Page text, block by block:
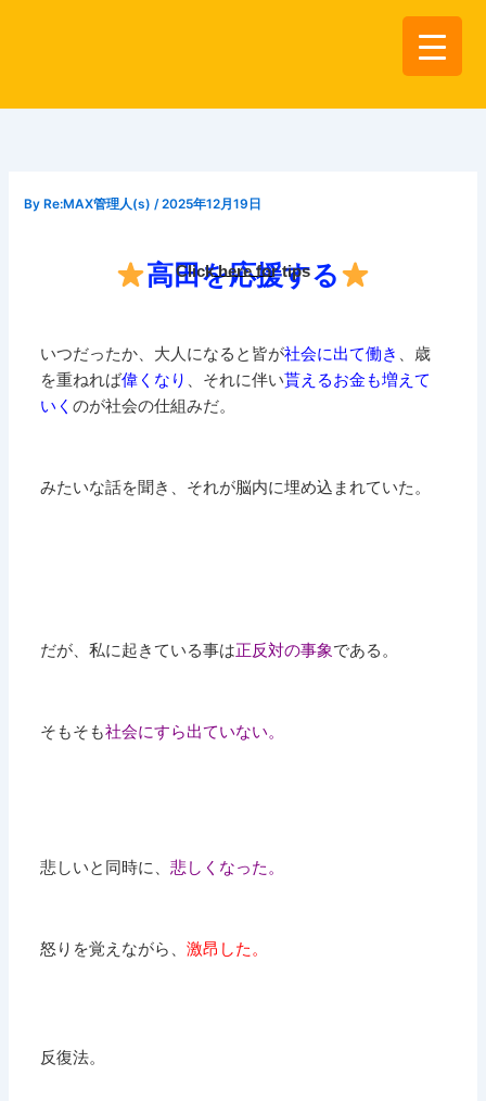
By Re:MAX管理人(s)/2025年12月19日
高田を応援する
Click here for tips
いつだったか、大人になると皆が社会に出て働き
、歳
を重ねれば偉くなり 、それに伴い貰えるお金も増えて
いくのが社会の仕組みだ。
みたいな話を聞き、それが脳内に埋め込まれていた。
だが、私に起きている事は正反対の事象である。
そもそも社会にすら出ていない。
悲しいと同時に、悲しくなった。
怒りを覚えながら、激昂した。
反復法。